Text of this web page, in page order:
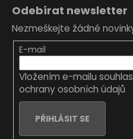
Odebírat newsletter
Nezmeškejte žádné
E-mail
Vložením e-mailu
ochrany osobních údajů
PŘIHLÁSIT SE